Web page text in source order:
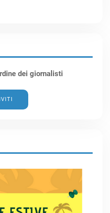
dei giornalisti